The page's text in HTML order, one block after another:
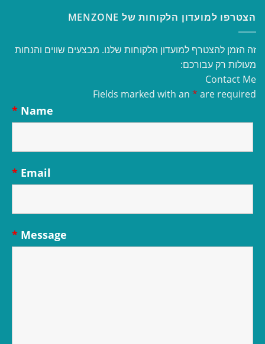
הצטרפו למועדון הלקוחות של MENZONE
זה הזמן להצטרף למועדון הלקוחות שלנו. מבצעים שווים והנחות
מעולות רק עבורכם:
Contact Me
Fields marked with an * are required
Name
*
Email
*
Message
*